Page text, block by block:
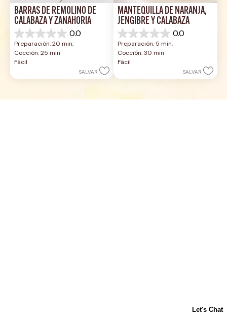
BARRAS DE REMOLINO DE
CALABAZA Y ZANAHORIA
0.0
0.0
de
5
estrellas.
Preparación: 20 min,
Cocción: 25 min
Fácil
SALVAR
MANTEQUILLA DE NARANJA,
JENGIBRE Y CALABAZA
0.0
0.0
de
5
estrellas.
Preparación: 5 min,
Cocción: 30 min
Fácil
SALVAR